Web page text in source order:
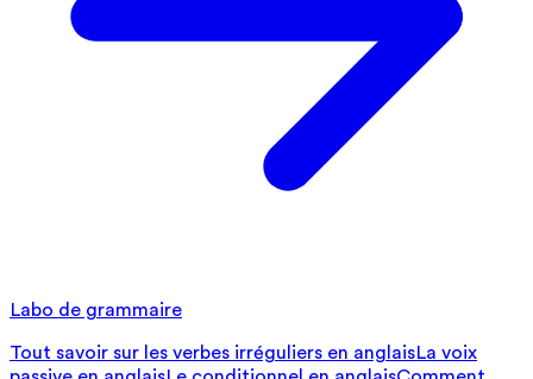
Labo de grammaire
Tout savoir sur les verbes irréguliers en anglaisLa voix